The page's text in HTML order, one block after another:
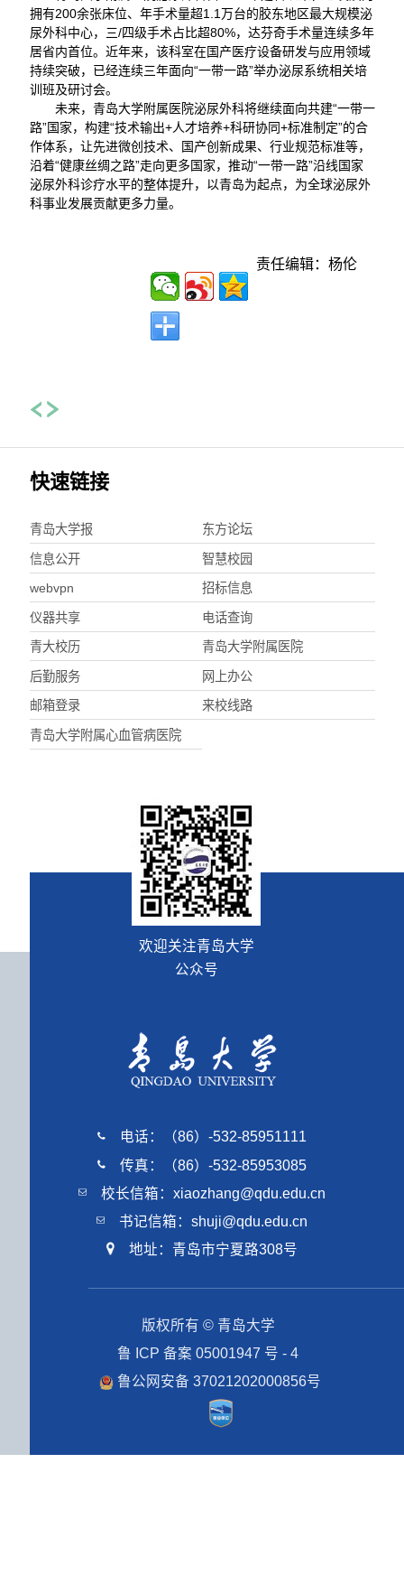
拥有200余张床位、年手术量超1.1万台的胶东地区最大规模泌
尿外科中心，三/四级手术占比超80%，达芬奇手术量连续多年
居省内首位。近年来，该科室在国产医疗设备研发与应用领域
持续突破，已经连续三年面向“一带一路”举办泌尿系统相关培
训班及研讨会。
未来，青岛大学附属医院泌尿外科将继续面向共建“一带一
路”国家，构建“技术输出+人才培养+科研协同+标准制定”的合
作体系，让先进微创技术、国产创新成果、行业规范标准等，
沿着“健康丝绸之路”走向更多国家，推动“一带一路”沿线国家
泌尿外科诊疗水平的整体提升，以青岛为起点，为全球泌尿外
科事业发展贡献更多力量。
责任编辑：杨伦
快速链接
青岛大学报 东方论坛
信息公开 智慧校园
webvpn 招标信息
仪器共享 电话查询
青大校历 青岛大学附属医院
后勤服务 网上办公
邮箱登录 来校线路
青岛大学附属心血管病医院
欢迎关注青岛大学
公众号
电话：（86）-532-85951111
传真：（86）-532-85953085
校长信箱：xiaozhang@qdu.edu.cn
书记信箱：shuji@qdu.edu.cn
地址：青岛市宁夏路308号
版权所有 © 青岛大学
鲁 ICP 备案 05001947 号 - 4
鲁公网安备 37021202000856号